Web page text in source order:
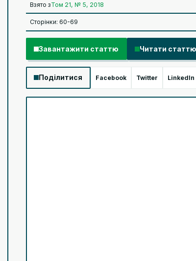
Взято зТом 21, № 5, 2018
Сторінки: 60-69
Завантажити статтю Читати статтю
Поділитися Facebook Twitter LinkedIn